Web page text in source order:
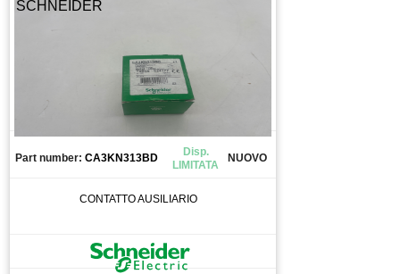
CONDENSATORE
CONTATTO AUSILIARIO
CONTATTORE
CONTATTOREORE
SCHNEIDER
Part number: CA3KN313BD
Disp.
LIMITATA
NUOVO
CONTATTO AUSILIARIO